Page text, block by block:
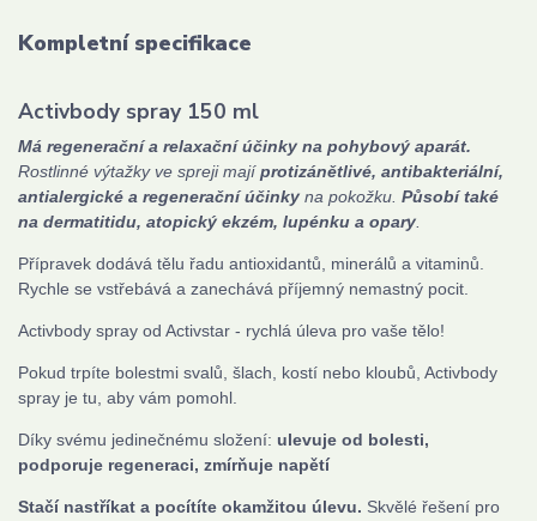
Kompletní specifikace
Activbody spray 150 ml
Má regenerační a relaxační účinky na pohybový aparát.
Rostlinné výtažky ve spreji majíprotizánětlivé, antibakteriální,
antialergické a regenerační účinky na pokožku. Působí také
na dermatitidu, atopický ekzém, lupénku a opary.
Přípravek dodává tělu řadu antioxidantů, minerálů a vitaminů.
Rychle se vstřebává a zanechává příjemný nemastný pocit.
Activbody spray od Activstar - rychlá úleva pro vaše tělo!
Pokud trpíte bolestmi svalů, šlach, kostí nebo kloubů, Activbody
spray je tu, aby vám pomohl.
Díky svému jedinečnému složení: ulevuje od bolesti,
podporuje regeneraci, zmírňuje napětí
Stačí nastříkat a pocítíte okamžitou úlevu. Skvělé řešení pro